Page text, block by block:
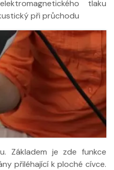
tlaku
při průchodu
Základem je zde funkce
přiléhající k ploché cívce.